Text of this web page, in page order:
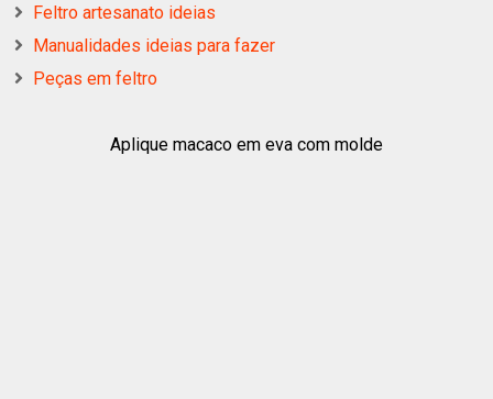
Feltro artesanato ideias
Manualidades ideias para fazer
Peças em feltro
Aplique macaco em eva com molde